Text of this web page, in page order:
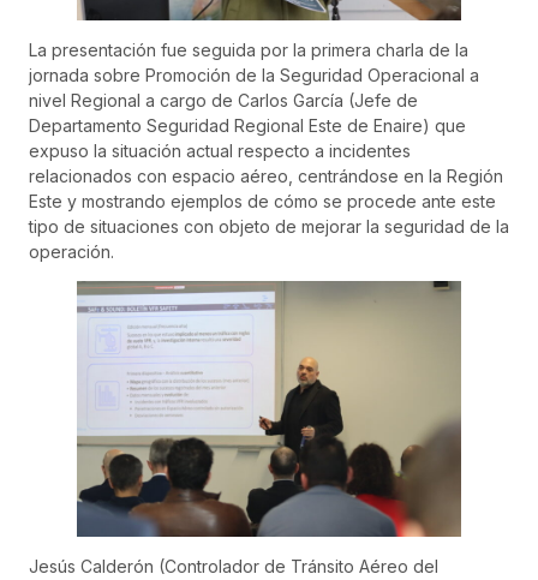
La presentación fue seguida por la primera charla de la
jornada sobre Promoción de la Seguridad Operacional a
nivel Regional a cargo de Carlos García (Jefe de
Departamento Seguridad Regional Este de Enaire) que
expuso la situación actual respecto a incidentes
relacionados con espacio aéreo, centrándose en la Región
Este y mostrando ejemplos de cómo se procede ante este
tipo de situaciones con objeto de mejorar la seguridad de la
operación.
Jesús Calderón (Controlador de Tránsito Aéreo del